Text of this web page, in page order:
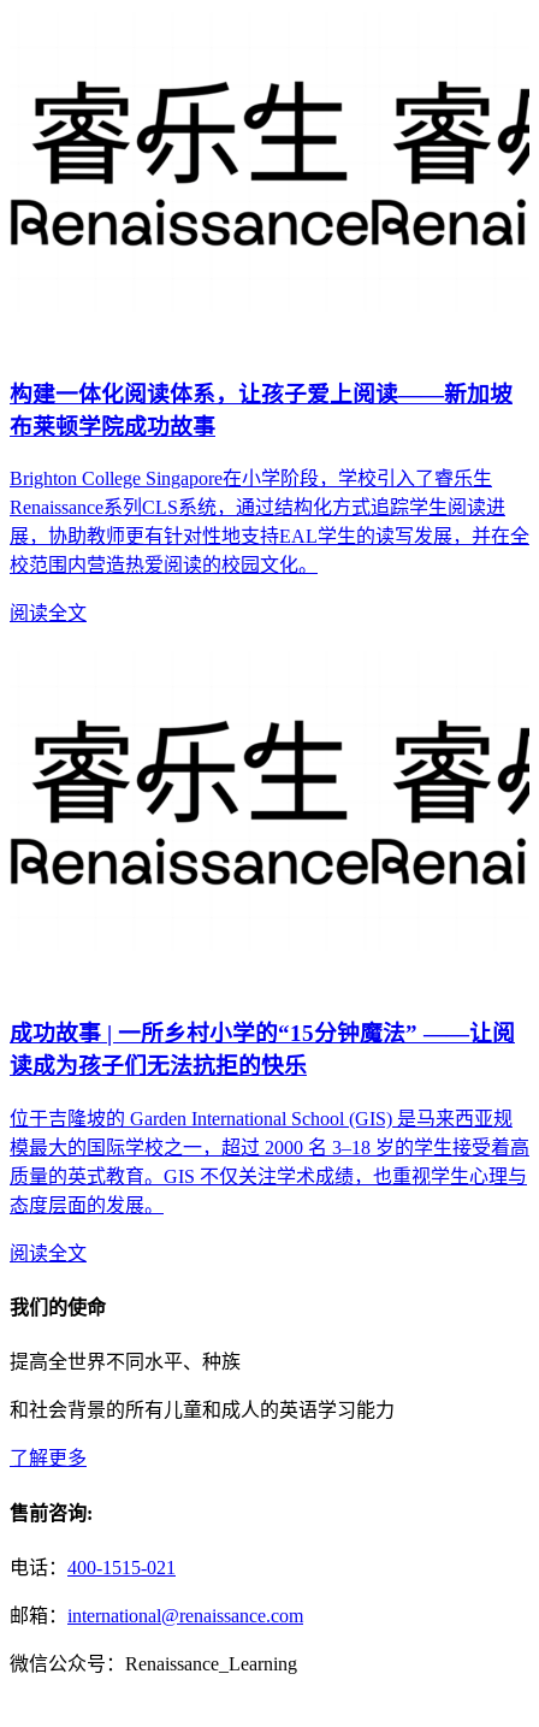
构建一体化阅读体系，让孩子爱上阅读——新加坡
布莱顿学院成功故事
Brighton College Singapore在小学阶段，学校引入了睿乐生
Renaissance系列CLS系统，通过结构化方式追踪学生阅读进
展，协助教师更有针对性地支持EAL学生的读写发展，并在全
校范围内营造热爱阅读的校园文化。
阅读全文
成功故事 | 一所乡村小学的“15分钟魔法” ——让阅
读成为孩子们无法抗拒的快乐
位于吉隆坡的 Garden International School (GIS) 是马来西亚规
模最大的国际学校之一，超过 2000 名 3–18 岁的学生接受着高
质量的英式教育。GIS 不仅关注学术成绩，也重视学生心理与
态度层面的发展。
阅读全文
我们的使命
提高全世界不同水平、种族
和社会背景的所有儿童和成人的英语学习能力
了解更多
售前咨询:
电话： 400-1515-021
邮箱： international@renaissance.com
微信公众号：Renaissance_Learning